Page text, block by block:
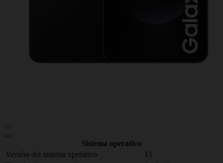
Sistema operativo
Versión del sistema operativo
15